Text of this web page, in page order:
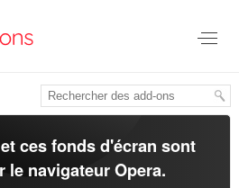
ces fonds d'écran sont
le navigateur Opera.